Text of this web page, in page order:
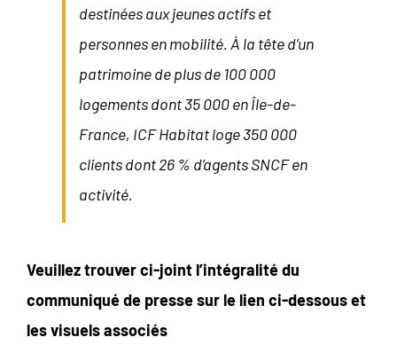
destinées aux jeunes actifs et
personnes en mobilité. À la tête d’un
patrimoine de plus de 100 000
logements dont 35 000 en Île-de-
France, ICF Habitat loge 350 000
clients dont 26 % d’agents SNCF en
activité.
Veuillez trouver ci-joint l’intégralité du
communiqué de presse sur le lien ci-dessous et
les visuels associés